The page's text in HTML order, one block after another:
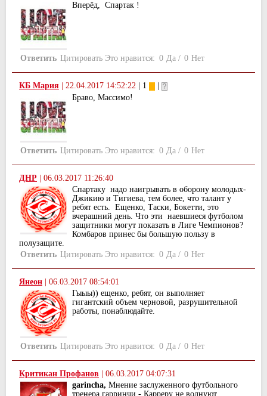
Вперёд, Спартак !
Ответить Цитировать Это нравится: 0 Да / 0 Нет
КБ Мария 22.04.2017 14:52:22 | 1
Браво, Массимо!
Ответить Цитировать Это нравится: 0 Да / 0 Нет
ДНР
06.03.2017 11:26:40
Спартаку надо наигрывать в оборону молодых-
Джикию и Тигиева, тем более, что талант у
ребят есть. Ещенко, Таски, Бокетти, это
вчерашний день. Что эти наевшиеся футболом
защитники могут показать в Лиге Чемпионов?
Комбаров принес бы большую пользу в
полузащите.
Ответить Цитировать Это нравится: 0 Да / 0 Нет
Янеон
06.03.2017 08:54:01
Гыыы)) ещенко, ребят, он выполняет
гигантский объем черновой, разрушительной
работы, понаблюдайте.
Ответить Цитировать Это нравится: 0 Да / 0 Нет
Критикан Профанов | 06.03.2017 04:07:31
garincha, Мнение заслуженного футбольного
тренера гарринчи - Карреру не волнуют.